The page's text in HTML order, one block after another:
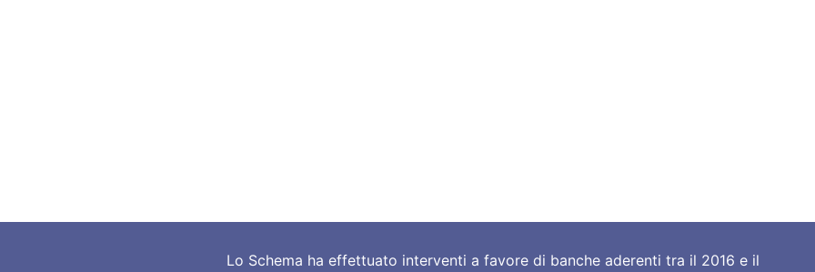
Lo Schema ha effettuato interventi a favore di banche aderenti tra il 2016 e il